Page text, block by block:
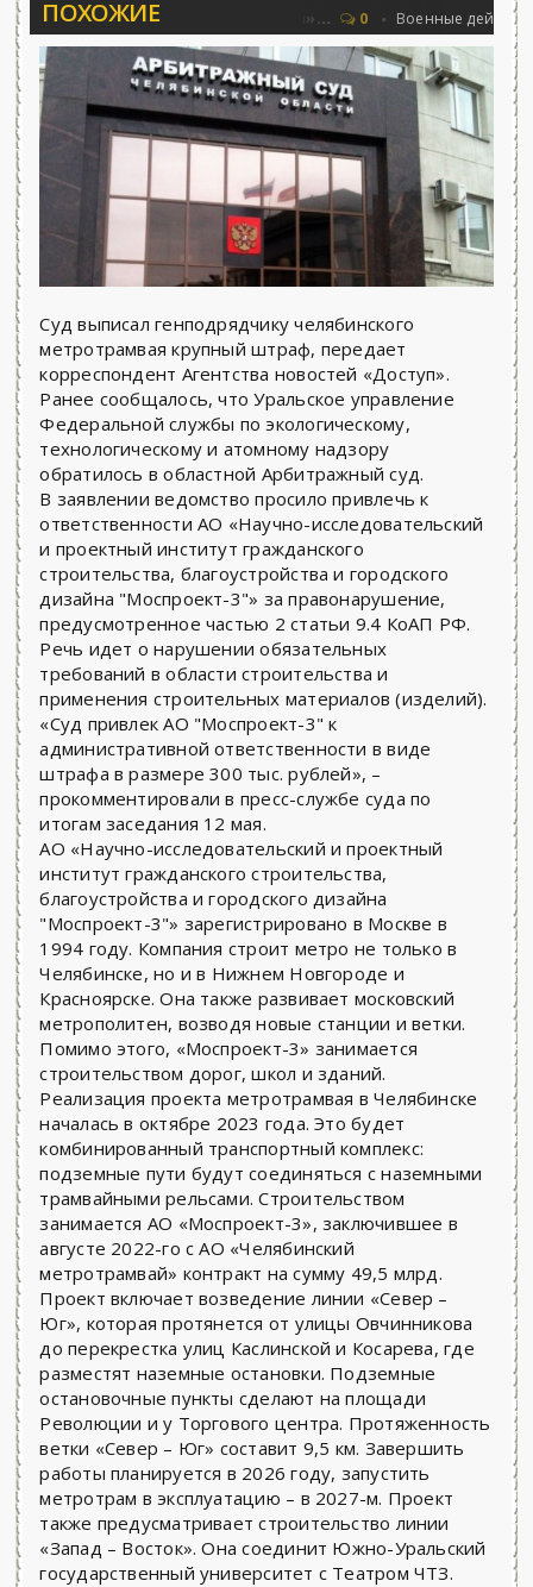
ПОХОЖИЕ
25.06.2026 - «Новости»... 0 Военные действия
Суд выписал генподрядчику челябинского
метротрамвая крупный штраф, передает
корреспондент Агентства новостей «Доступ».
Ранее сообщалось, что Уральское управление
Федеральной службы по экологическому,
технологическому и атомному надзору
обратилось в областной Арбитражный суд.
В заявлении ведомство просило привлечь к
ответственности АО «Научно-исследовательский
и проектный институт гражданского
строительства, благоустройства и городского
дизайна "Моспроект-3"» за правонарушение,
предусмотренное частью 2 статьи 9.4 КоАП РФ.
Речь идет о нарушении обязательных
требований в области строительства и
применения строительных материалов (изделий).
«Суд привлек АО "Моспроект-3" к
административной ответственности в виде
штрафа в размере 300 тыс. рублей», –
прокомментировали в пресс-службе суда по
итогам заседания 12 мая.
АО «Научно-исследовательский и проектный
институт гражданского строительства,
благоустройства и городского дизайна
"Моспроект-3"» зарегистрировано в Москве в
1994 году. Компания строит метро не только в
Челябинске, но и в Нижнем Новгороде и
Красноярске. Она также развивает московский
метрополитен, возводя новые станции и ветки.
Помимо этого, «Моспроект-3» занимается
строительством дорог, школ и зданий.
Реализация проекта метротрамвая в Челябинске
началась в октябре 2023 года. Это будет
комбинированный транспортный комплекс:
подземные пути будут соединяться с наземными
трамвайными рельсами. Строительством
занимается АО «Моспроект-3», заключившее в
августе 2022-го с АО «Челябинский
метротрамвай» контракт на сумму 49,5 млрд.
Проект включает возведение линии «Север –
Юг», которая протянется от улицы Овчинникова
до перекрестка улиц Каслинской и Косарева, где
разместят наземные остановки. Подземные
остановочные пункты сделают на площади
Революции и у Торгового центра. Протяженность
ветки «Север – Юг» составит 9,5 км. Завершить
работы планируется в 2026 году, запустить
метротрам в эксплуатацию – в 2027-м. Проект
также предусматривает строительство линии
«Запад – Восток». Она соединит Южно-Уральский
государственный университет с Театром ЧТЗ.